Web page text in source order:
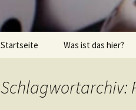
Startseite Was ist das hier?
Schlagwortarchiv: